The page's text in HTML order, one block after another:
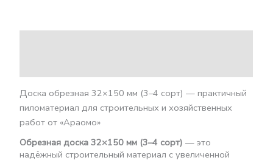
Доска обрезная 32×150 мм (3–4 сорт) — практичный
пиломатериал для строительных и хозяйственных
работ от «Араомо»
Обрезная доска 32×150 мм (3–4 сорт) — это
надёжный строительный материал с увеличенной